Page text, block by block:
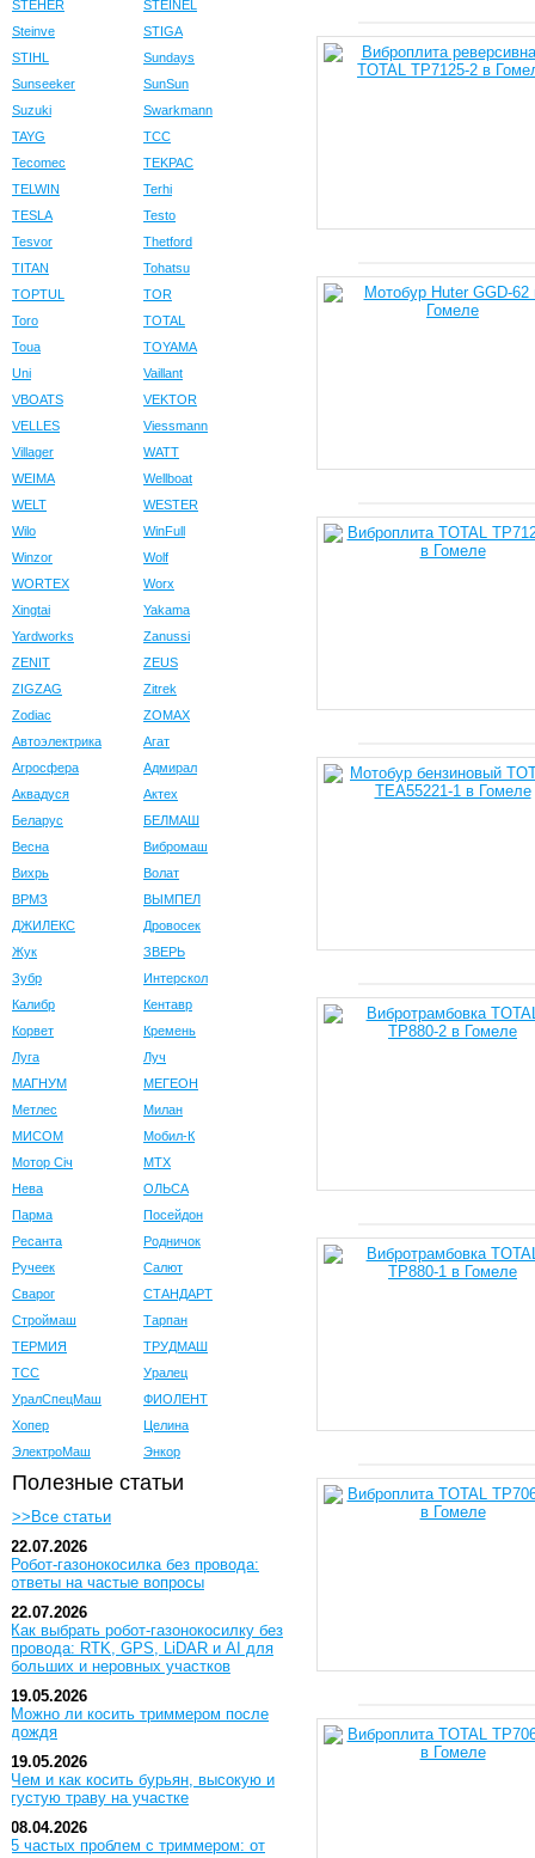
STEHER
STEINEL
Steinve
STIGA
STIHL
Sundays
Sunseeker
SunSun
Suzuki
Swarkmann
TAYG
TCC
Tecomec
TEKPAC
TELWIN
Terhi
TESLA
Testo
Tesvor
Thetford
TITAN
Tohatsu
TOPTUL
TOR
Toro
TOTAL
Toua
TOYAMA
Uni
Vaillant
VBOATS
VEKTOR
VELLES
Viessmann
Villager
WATT
WEIMA
Wellboat
WELT
WESTER
Wilo
WinFull
Winzor
Wolf
WORTEX
Worx
Xingtai
Yakama
Yardworks
Zanussi
ZENIT
ZEUS
ZIGZAG
Zitrek
Zodiac
ZOMAX
Автоэлектрика
Агат
Агросфера
Адмирал
Аквадуся
Актех
Беларус
БЕЛМАШ
Весна
Вибромаш
Вихрь
Волат
ВРМЗ
ВЫМПЕЛ
ДЖИЛЕКС
Дровосек
Жук
ЗВЕРЬ
Зубр
Интерскол
Калибр
Кентавр
Корвет
Кремень
Луга
Луч
МАГНУМ
МЕГЕОН
Метлес
Милан
МИСОМ
Мобил-К
Мотор Сiч
МТХ
Нева
ОЛЬСА
Парма
Посейдон
Ресанта
Родничок
Ручеек
Салют
Сварог
СТАНДАРТ
Строймаш
Тарпан
ТЕРМИЯ
ТРУДМАШ
ТСС
Уралец
УралСпецМаш
ФИОЛЕНТ
Хопер
Целина
ЭлектроМаш
Энкор
Полезные статьи
>>Все статьи
22.07.2026
Робот-газонокосилка без провода:
ответы на частые вопросы
22.07.2026
Как выбрать робот-газонокосилку без
провода: RTK, GPS, LiDAR и AI для
больших и неровных участков
19.05.2026
Можно ли косить триммером после
дождя
19.05.2026
Чем и как косить бурьян, высокую и
густую траву на участке
08.04.2026
5 частых проблем с триммером: от